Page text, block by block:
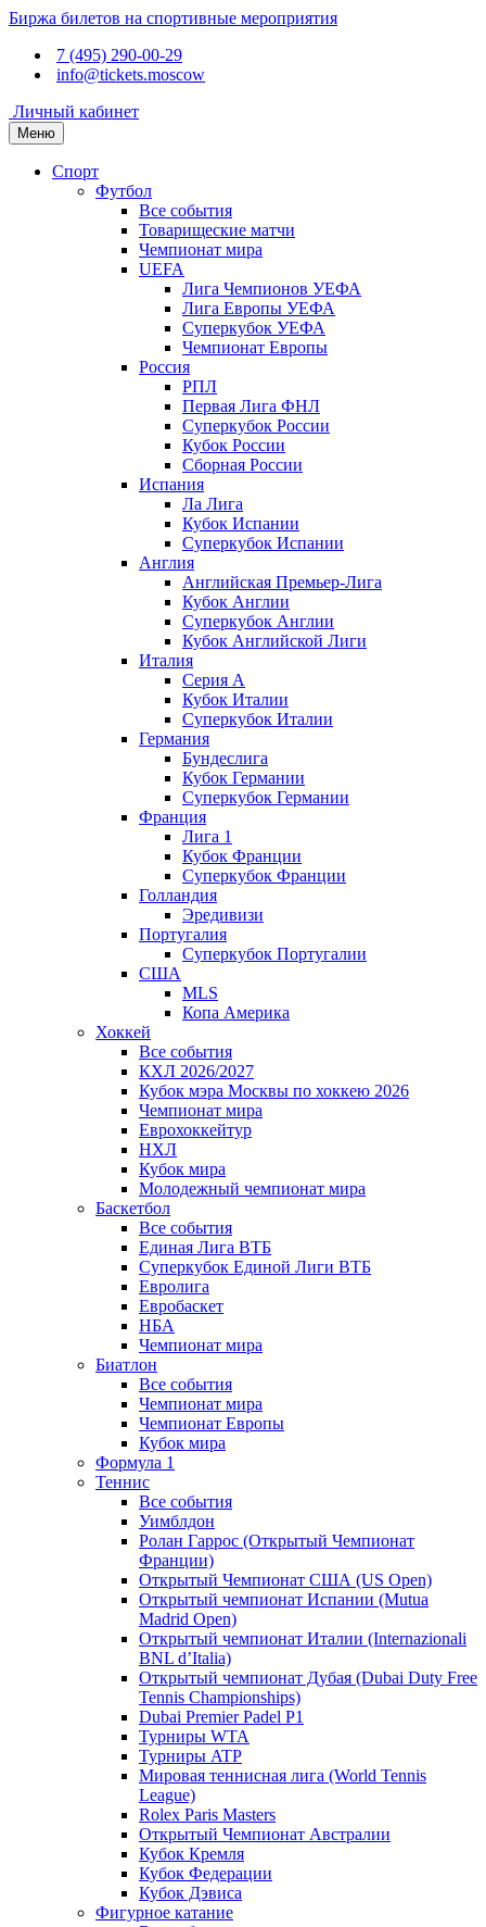
Биржа билетов на спортивные мероприятия
7 (495) 290-00-29
info@tickets.moscow
Личный кабинет
Меню
Спорт
Футбол
Все события
Товарищеские матчи
Чемпионат мира
UEFA
Лига Чемпионов УЕФА
Лига Европы УЕФА
Суперкубок УЕФА
Чемпионат Европы
Россия
РПЛ
Первая Лига ФНЛ
Суперкубок России
Кубок России
Сборная России
Испания
Ла Лига
Кубок Испании
Суперкубок Испании
Англия
Английская Премьер-Лига
Кубок Англии
Суперкубок Англии
Кубок Английской Лиги
Италия
Серия А
Кубок Италии
Суперкубок Италии
Германия
Бундеслига
Кубок Германии
Суперкубок Германии
Франция
Лига 1
Кубок Франции
Суперкубок Франции
Голландия
Эредивизи
Португалия
Суперкубок Португалии
США
MLS
Копа Америка
Хоккей
Все события
КХЛ 2026/2027
Кубок мэра Москвы по хоккею 2026
Чемпионат мира
Еврохоккейтур
НХЛ
Кубок мира
Молодежный чемпионат мира
Баскетбол
Все события
Единая Лига ВТБ
Суперкубок Единой Лиги ВТБ
Евролига
Евробаскет
НБА
Чемпионат мира
Биатлон
Все события
Чемпионат мира
Чемпионат Европы
Кубок мира
Формула 1
Теннис
Все события
Уимблдон
Ролан Гаррос (Открытый Чемпионат
Франции)
Открытый Чемпионат США (US Open)
Открытый чемпионат Испании (Mutua
Madrid Open)
Открытый чемпионат Италии (Internazionali
BNL d’Italia)
Открытый чемпионат Дубая (Dubai Duty Free
Tennis Championships)
Dubai Premier Padel P1
Турниры WTA
Турниры ATP
Мировая теннисная лига (World Tennis
League)
Rolex Paris Masters
Открытый Чемпионат Австралии
Кубок Кремля
Кубок Федерации
Кубок Дэвиса
Фигурное катание